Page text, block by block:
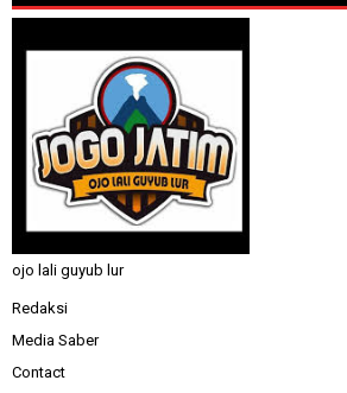
ojo lali guyub lur
Redaksi
Media Saber
Contact